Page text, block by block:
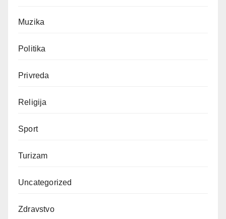
Muzika
Politika
Privreda
Religija
Sport
Turizam
Uncategorized
Zdravstvo